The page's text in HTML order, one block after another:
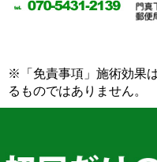
※「免責事項」施術効果
るものではありません。